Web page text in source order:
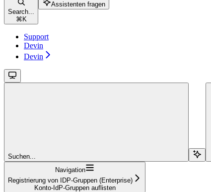
Search...
⌘ K
Assistenten fragen
Support
Devin
Devin
Suchen...
Navigation
Registrierung von IDP-Gruppen (Enterprise)
Konto-IdP-Gruppen auflisten